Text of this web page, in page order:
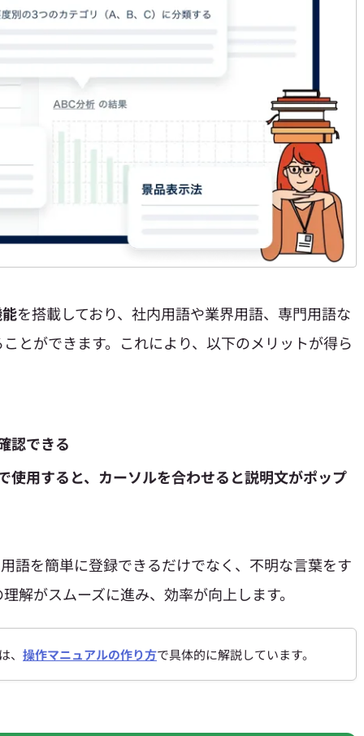
を搭載しており、社内用語や業界用語、専門用語な
とができます。これにより、以下のメリットが得ら
認できる
使用すると、カーソルを合わせると説明文がポップ
語を簡単に登録できるだけでなく、不明な言葉をす
解がスムーズに進み、効率が向上します。
操作マニュアルの作り方で具体的に解説しています。